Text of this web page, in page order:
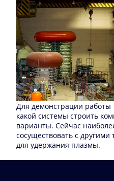
Для демонстрации работы
какой системы строить
варианты. Сейчас
сосуществовать с
для удержания плазмы.